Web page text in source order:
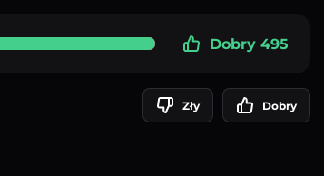
Dobry 495
Zły Dobry